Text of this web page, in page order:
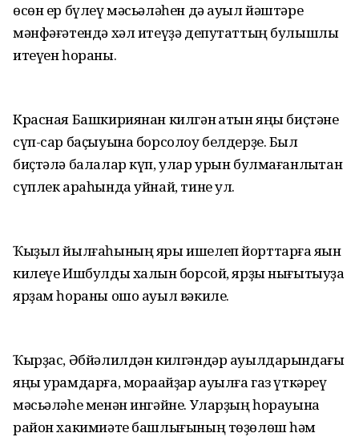
өсөн ер бүлеү мәсьәләһен дә ауыл йәштәре
мәнфәғәтендә хәл итеүҙә депутаттың булышлыҡ
итеүен һораны.
Красная Башкириянан килгән ҡатын яңы биҫтәне
сүп-сар баҫыуына борсолоу белдерҙе. Был
биҫтәлә балалар күп, улар урын булмағанлыҡтан
сүплек араһында уйнай, тине ул.
Ҡыҙыл йылғаһының яры ишелеп йорттарға яҡын
килеүе Ишбулды халҡын борсой, ярҙы нығытыуҙа
ярҙам һораны ошо ауыл вәкиле.
Ҡырҙас, Әбйәлилдән килгәндәр ауылдарындағы
яңы урамдарға, мораҡайҙар ауылға газ үткәреү
мәсьәләһе менән ингәйне. Уларҙың һорауына
район хакимиәте башлығының төҙөлөш һәм